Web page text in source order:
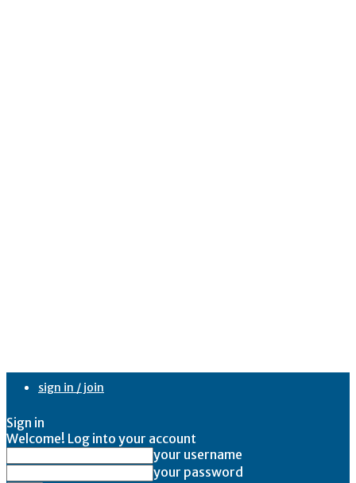
sign in / join
Sign in
Welcome! Log into your account
your username
your password